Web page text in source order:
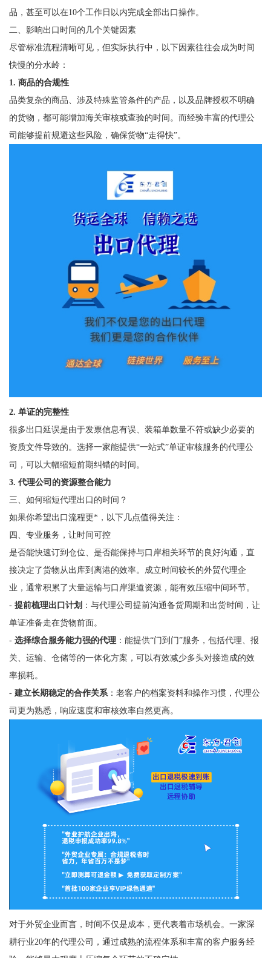
品，甚至可以在10个工作日以内完成全部出口操作。
二、影响出口时间的几个关键因素
尽管标准流程清晰可见，但实际执行中，以下因素往往会成为时间
快慢的分水岭：
1. 商品的合规性
品类复杂的商品、涉及特殊监管条件的产品，以及品牌授权不明确
的货物，都可能增加海关审核或查验的时间。而经验丰富的代理公
司能够提前规避这些风险，确保货物“走得快”。
2. 单证的完整性
很多出口延误是由于发票信息有误、装箱单数量不符或缺少必要的
资质文件导致的。选择一家能提供“一站式”单证审核服务的代理公
司，可以大幅缩短前期纠错的时间。
3. 代理公司的资源整合能力
三、如何缩短代理出口的时间？
如果你希望出口流程更*，以下几点值得关注：
四、专业服务，让时间可控
是否能快速订到仓位、是否能保持与口岸相关环节的良好沟通，直
接决定了货物从出库到离港的效率。成立时间较长的外贸代理企
业，通常积累了大量运输与口岸渠道资源，能有效压缩中间环节。
- 提前梳理出口计划 ：与代理公司提前沟通备货周期和出货时间，让
单证准备走在货物前面。
- 选择综合服务能力强的代理：能提供“门到门”服务，包括代理、报
关、运输、仓储等的一体化方案，可以有效减少多头对接造成的效
率损耗。
- 建立长期稳定的合作关系：老客户的档案资料和操作习惯，代理公
司更为熟悉，响应速度和审核效率自然更高。
对于外贸企业而言，时间不仅是成本，更代表着市场机会。一家深
耕行业20年的代理公司，通过成熟的流程体系和丰富的客户服务经